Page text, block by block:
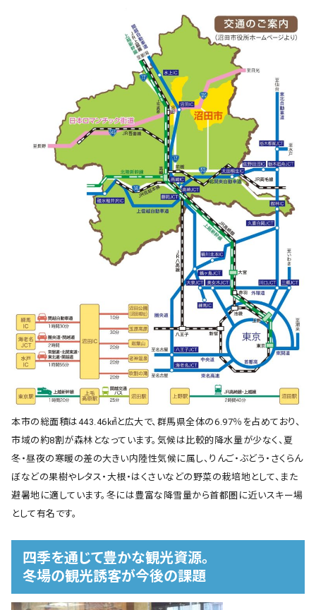
本市の総面積は443.46㎢と広大で、群馬県全体の6.97％を占めており、
市域の約8割が森林となっています。気候は比較的降水量が少なく、夏
冬・昼夜の寒暖の差の大きい内陸性気候に属し、りんご・ぶどう・さくらん
ぼなどの果樹やレタス・大根・はくさいなどの野菜の栽培地として、また
避暑地に適しています。冬には豊富な降雪量から首都圏に近いスキー場
として有名です。
四季を通じて豊かな観光資源。
冬場の観光誘客が今後の課題